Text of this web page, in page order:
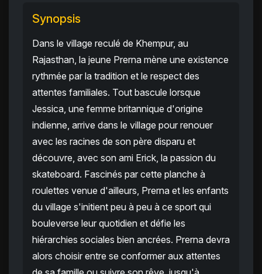
Synopsis
Dans le village reculé de Khempur, au
Rajasthan, la jeune Prerna mène une existence
rythmée par la tradition et le respect des
attentes familiales. Tout bascule lorsque
Jessica, une femme britannique d'origine
indienne, arrive dans le village pour renouer
avec les racines de son père disparu et
découvre, avec son ami Erick, la passion du
skateboard. Fascinés par cette planche à
roulettes venue d'ailleurs, Prerna et les enfants
du village s'initient peu à peu à ce sport qui
bouleverse leur quotidien et défie les
hiérarchies sociales bien ancrées. Prerna devra
alors choisir entre se conformer aux attentes